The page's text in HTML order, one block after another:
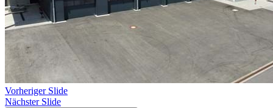
Vorheriger Slide
Nächster Slide